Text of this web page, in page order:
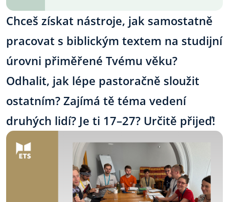
Chceš získat nástroje, jak samostatně
pracovat s biblickým textem na studijní
úrovni přiměřené Tvému věku?
Odhalit, jak lépe pastoračně sloužit
ostatním? Zajímá tě téma vedení
druhých lidí? Je ti 17–27? Určitě přijeď!